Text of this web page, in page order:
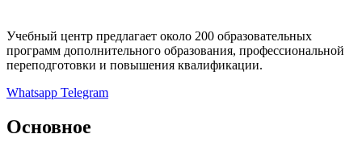
Учебный центр предлагает около 200 образовательных
программ дополнительного образования, профессиональной
переподготовки и повышения квалификации.
Whatsapp Telegram
Основное